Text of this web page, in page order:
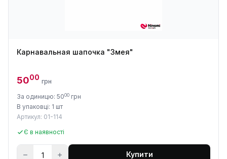
Карнавальная шапочка "Змея"
5000 грн
За одиницю: 5000 грн
В упаковці: 1 шт
Артикул: 01-114
Є в наявності
Купити